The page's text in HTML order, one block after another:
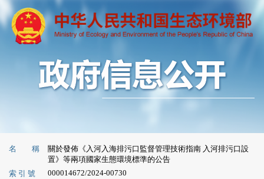
名 稱
關於發佈《入河入海排污口監督管理技術指南 入河排污口設
置》等兩項國家生態環境標準的公告
索 引 號
000014672/2024-00730